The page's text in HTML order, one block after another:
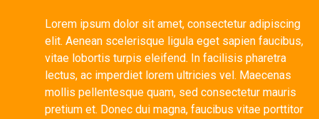
Lorem ipsum dolor sit amet, consectetur adipiscing
elit. Aenean scelerisque ligula eget sapien faucibus,
vitae lobortis turpis eleifend. In facilisis pharetra
lectus, ac imperdiet lorem ultricies vel. Maecenas
mollis pellentesque quam, sed consectetur mauris
pretium et. Donec dui magna, faucibus vitae porttitor